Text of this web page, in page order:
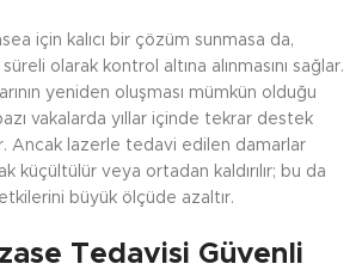
için kalıcı bir çözüm sunmasa da,
olarak kontrol altına alınmasını sağlar.
yeniden oluşması mümkün olduğu
vakalarda yıllar içinde tekrar destek
Ancak lazerle tedavi edilen damarlar
küçültülür veya ortadan kaldırılır; bu da
büyük ölçüde azaltır.
Tedavisi Güvenli